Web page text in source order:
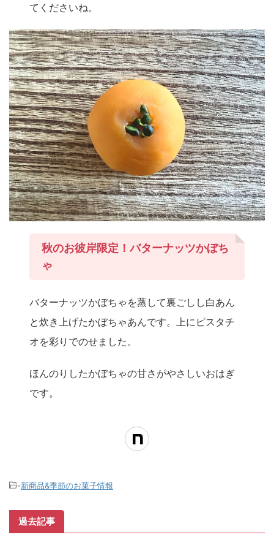
てくださいね。
秋のお彼岸限定！バターナッツかぼち
ゃ
バターナッツかぼちゃを蒸して裏ごしし白あん
と炊き上げたかぼちゃあんです。上にピスタチ
オを彩りでのせました。
ほんのりしたかぼちゃの甘さがやさしいおはぎ
です。
-新商品&季節のお菓子情報
過去記事